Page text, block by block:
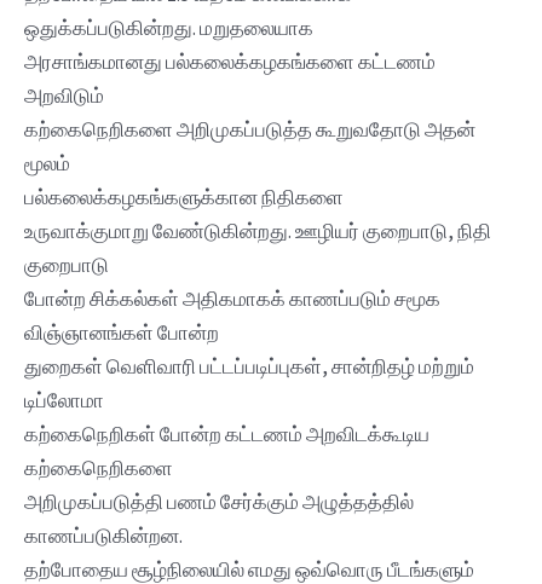
ஒதுக்கப்படுகின்றது. மறுதலையாக
அரசாங்கமானது பல்கலைக்கழகங்களை கட்டணம்
அறவிடும்
கற்கைநெறிகளை அறிமுகப்படுத்த கூறுவதோடு அதன்
மூலம்
பல்கலைக்கழகங்களுக்கான நிதிகளை
உருவாக்குமாறு வேண்டுகின்றது. ஊழியர் குறைபாடு, நிதி
குறைபாடு
போன்ற சிக்கல்கள் அதிகமாகக் காணப்படும் சமூக
விஞ்ஞானங்கள் போன்ற
துறைகள் வெளிவாரி பட்டப்படிப்புகள், சான்றிதழ் மற்றும்
டிப்லோமா
கற்கைநெறிகள் போன்ற கட்டணம் அறவிடக்கூடிய
கற்கைநெறிகளை
அறிமுகப்படுத்தி பணம் சேர்க்கும் அழுத்தத்தில்
காணப்படுகின்றன.
தற்போதைய சூழ்நிலையில் எமது ஒவ்வொரு பீடங்களும்